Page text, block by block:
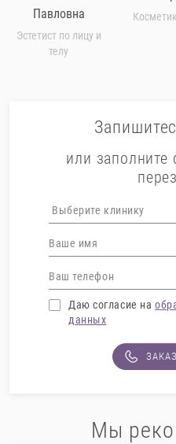
Павловна
Эстетист по лицу и
телу
или
Даю согласие на
данных
Мы